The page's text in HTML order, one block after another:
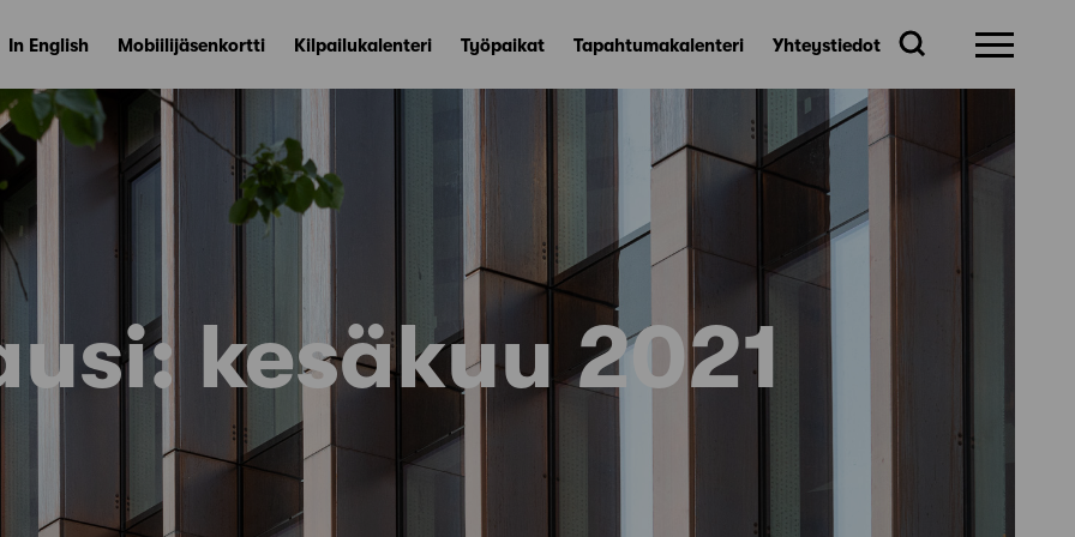
In English Mobiilijäsenkortti Kilpailukalenteri Työpaikat Tapahtumakalenteri Yhteystiedot
kesäkuu 2021